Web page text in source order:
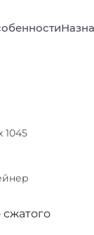
1045